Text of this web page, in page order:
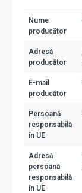
Nume
producător
Adresă
producător
E-mail
producător
Persoană
responsabilă
în UE
Adresă
persoană
responsabilă
în UE